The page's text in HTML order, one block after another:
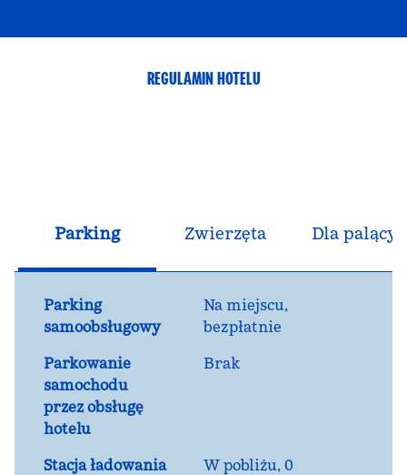
REGULAMIN HOTELU
Parking Zwierzęta Dla
Parking
samoobsługowy
Na miejscu,
bezpłatnie
Parkowanie
samochodu
przez obsługę
hotelu
Brak
Stacja ładowania
W pobliżu, 0